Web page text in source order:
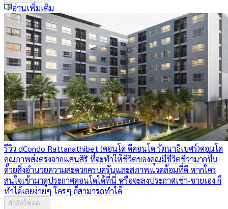
อ่านเพิ่มเติม
รีวิว dCondo Rattanathibet (คอนโด ดีคอนโด รัตนาธิเบศร์)คอนโด
คุณภาพส่งตรงจากแสนสิริ ที่จะทำให้ชีวิตของคุณมีชีวิตชีวามากขึ้น
ด้วยสิ่งอำนวยความสะดวกครบครันและสภาพแวดล้อมที่ดี หากใคร
สนใจเข้ามาดูประกาศคอนโดได้ที่นี่ หรือจะลงประกาศเช่า-ขายเอง ก็
ทำได้เลยง่ายๆ ใครๆ ก็สามารถทำได้
กำลังโหลด...